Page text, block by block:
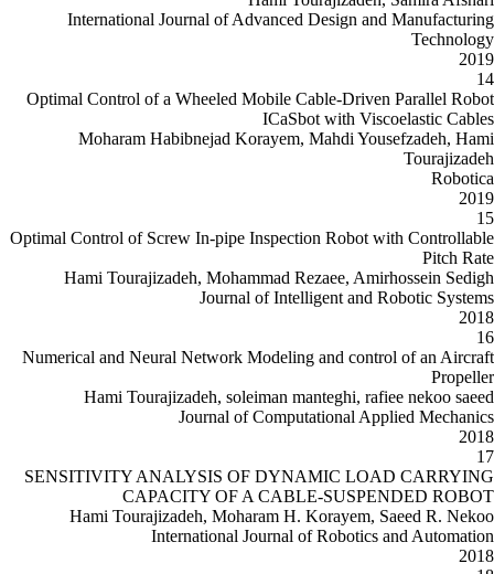
International Journal of
Optimal Control of a Wheeled
Moharam Habibnejad
Optimal Control of Screw In-pipe
Hami Tourajizadeh,
Journal
Numerical and Neural Network
Hami Tourajizadeh,
Journal of
SENSITIVITY ANALYSIS OF
CAPACITY OF A
Hami Tourajizadeh,
International